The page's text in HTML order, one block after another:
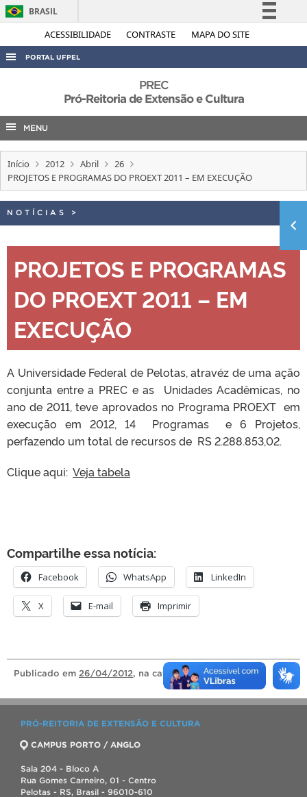
ACESSIBILIDADE CONTRASTE MAPA DO SITE
BRASIL
Simplifique!
Acesso à informação
Legislação
PORTAL UFPEL
AUDITORIA
COBALTO
CONCURSOS
EDITAIS
TELEFONES
PREC
Pró-Reitoria de Extensão e Cultura
MENU
Início 2012 Abril
26
PROJETOS E PROGRAMAS DO PROEXT 2011 – EM EXECUÇÃO
NOTÍCIAS >
PROJETOS E PROGRAMAS
DO PROEXT 2011 – EM
EXECUÇÃO
A Universidade Federal de Pelotas, atravéz de uma ação
conjunta entre a PREC e as Unidades Acadêmicas, no
ano de 2011, teve aprovados no Programa PROEXT em
execução em 2012, 14 Programas e 6 Projetos,
perfazendo um total de recursos de RS 2.288.853,02.
Clique aqui: Veja tabela
Compartilhe essa notícia:
Facebook WhatsApp LinkedIn
X E-mail Imprimir
Publicado em 26/04/2012, na categoriaNotícias.
PRÓ-REITORIA DE EXTENSÃO E CULTURA
CAMPUS PORTO / ANGLO
Sala 204 - Bloco A
Rua Gomes Carneiro, 01 - Centro
Pelotas - RS, Brasil - 96010-610